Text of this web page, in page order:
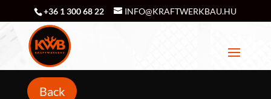
+36 1 300 68 22 INFO@KRAFTWERKBAU.HU
Back